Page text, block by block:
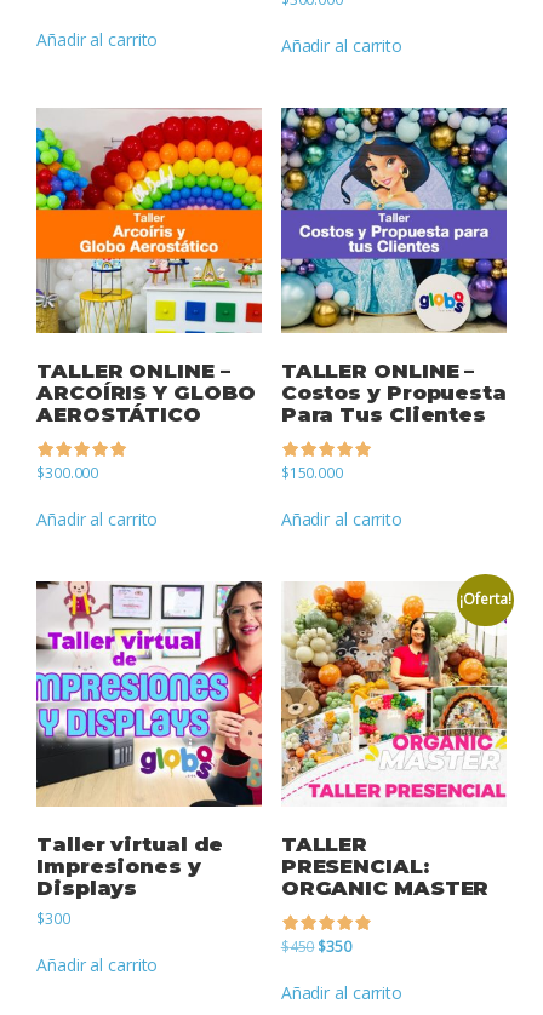
Añadir al carrito Añadir al carrito
TALLER ONLINE –
ARCOÍRIS Y GLOBO
AEROSTÁTICO
$300.000
Añadir al carrito
TALLER ONLINE –
Costos y Propuesta
Para Tus Clientes
$150.000
Añadir al carrito
Taller virtual de
Impresiones y
Displays
$300
Añadir al carrito
¡Oferta!
TALLER
PRESENCIAL:
ORGANIC MASTER
$450 El
original
era:
$350El
actual
es:
Añadir al carrito